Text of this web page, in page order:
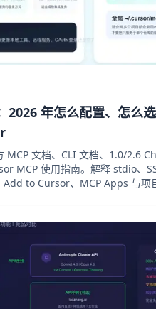
年怎么配置、怎么选
MCP 文档、CLI 文档、1.0/2.6
MCP 使用指南。解释 stdio、
to Cursor、MCP Apps 与项